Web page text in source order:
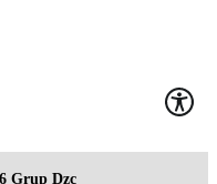
Grup Dzc